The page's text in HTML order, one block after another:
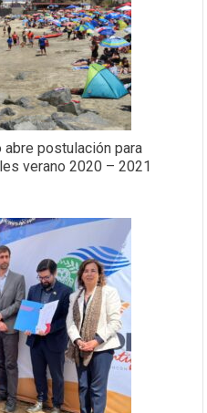
Alegre
contará
con
7°
básico
a
partir
del
abre postulación para
verano 2020 – 2021